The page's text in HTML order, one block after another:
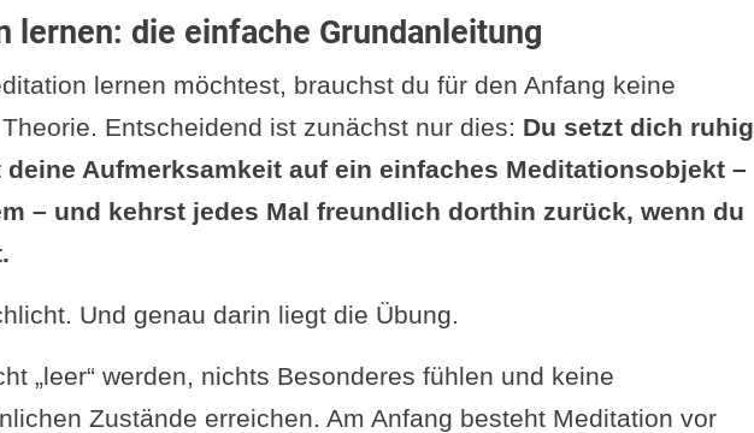
Aufmerksamkeit auf den Atem richten
zurückkehren
Meditation bewusst beenden
Vorbedingungen für eine tiefe Meditation gemäß
Lehre
Hören der Lehre
Tugendregeln
lernen: die einfache Grundanleitung
lernen möchtest, brauchst du für den Anfang keine
Entscheidend ist zunächst nur dies: Du setzt dich ruhig
Aufmerksamkeit auf ein einfaches Meditationsobjekt –
– und kehrst jedes Mal freundlich dorthin zurück, wenn du
Und genau darin liegt die Übung.
„leer“ werden, nichts Besonderes fühlen und keine
Zustände erreichen. Am Anfang besteht Meditation vor